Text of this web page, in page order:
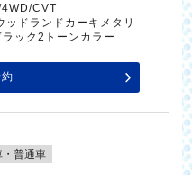
CVT
ッドランドカーキメタリ
ラック2トーンカラー
・普通車